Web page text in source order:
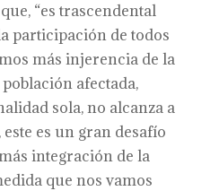
“es trascendental
participación de todos
más injerencia de la
afectada,
sola, no alcanza a
es un gran desafío
integración de la
que nos vamos